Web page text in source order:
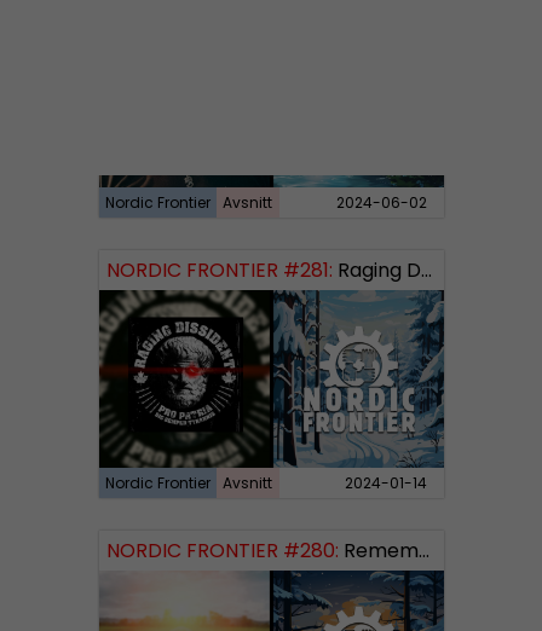
Nordic Frontier Avsnitt 2024-06-02
NORDIC FRONTIER #281: Raging Dissident
Nordic Frontier Avsnitt 2024-01-14
NORDIC FRONTIER #280: Remembering 2023 and looking forward